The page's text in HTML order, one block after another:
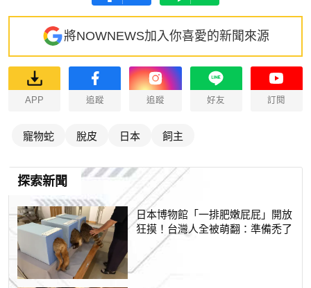
將NOWNEWS加入你喜愛的新聞來源
APP 追蹤 追蹤 好友 訂閱
寵物蛇 脫皮 日本 飼主
探索新聞
日本博物館「一排肥嫩屁屁」開放
狂摸！台灣人全被萌翻：準備禿了